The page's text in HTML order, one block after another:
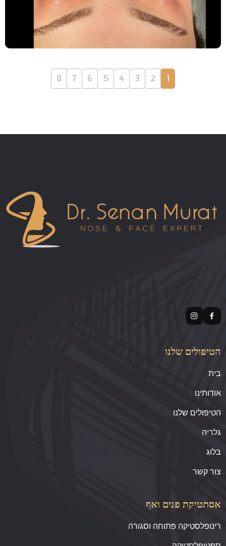
1
2
3
4
5
6
7
8
הטיפולים שלנו
בית
אודותינו
הטיפולים שלנו
גלריה
בלוג
צור קשר
אסתטיקת פנים ואף
רינופלסטיקה פתוחה וסגורה